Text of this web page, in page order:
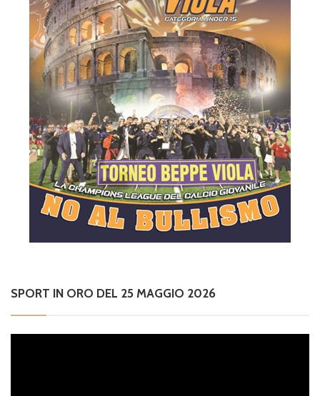
SPORT IN ORO DEL 25 MAGGIO 2026